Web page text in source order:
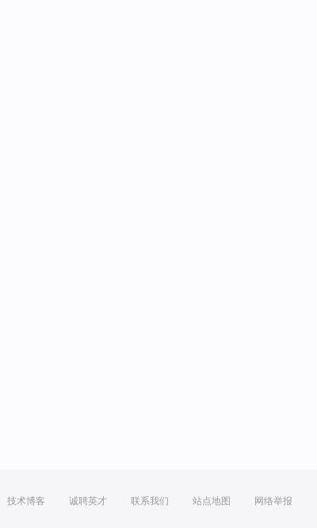
技术博客 诚聘英才 联系我们 站点地图 网络举报